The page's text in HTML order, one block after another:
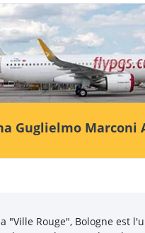
Guglielmo Marconi
"Ville Rouge", Bologne est